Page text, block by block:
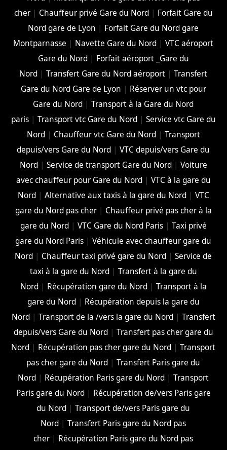
cher| Chauffeur privé Gare du Nord| Forfait Gare du
Nord gare de Lyon | Forfait Gare du Nord gare
Montparnasse | Navette Gare du Nord |VTC aéroport
Gare du Nord| Forfait aéroport _Gare du
Nord |Transfert Gare du Nord aéroport |Transfert
Gare du Nord Gare de Lyon | Réserver un vtc pour
Gare du Nord |Transport à la Gare du Nord
paris| Transport vtc Gare du Nord| Service vtc Gare du
Nord| Chauffeur vtc Gare du Nord| Transport
depuis/vers Gare du Nord |VTC depuis/vers Gare du
Nord| Service de transport Gare du Nord| Voiture
avec chauffeur pour Gare du Nord| VTC à la gare du
Nord| Alternative aux taxis à la gare du Nord| VTC
gare du Nord pas cher| Chauffeur privé pas cher à la
gare du Nord| VTC Gare du Nord Paris| Taxi privé
gare du Nord Paris |Véhicule avec chauffeur gare du
Nord | Chauffeur taxi privé gare du Nord |Service de
taxi à la gare du Nord| Transfert à la gare du
Nord| Récupération gare du Nord| Transport à la
gare du Nord| Récupération depuis la gare du
Nord| Transport de la /vers la gare du Nord| Transfert
depuis/vers Gare du Nord| Transfert pas cher gare du
Nord | Récupération pas cher gare du Nord |Transport
pas cher gare du Nord |Transfert Paris gare du
Nord | Récupération Paris gare du Nord |Transport
Paris gare du Nord| Récupération de/vers Paris gare
du Nord |Transport de/vers Paris gare du
Nord |Transfert Paris gare du Nord pas
cher | Récupération Paris gare du Nord pas